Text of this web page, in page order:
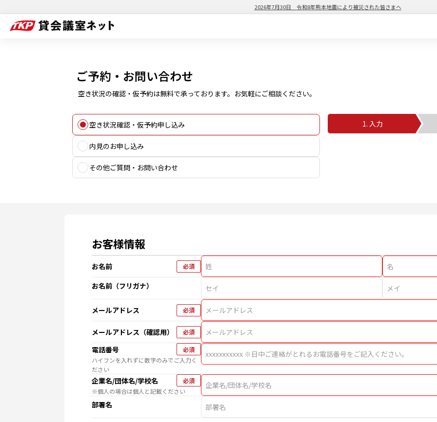
2026年7月30日 令和8年熊本地震により被災された皆さまへ
ご予約・お問い合わせ
空き状況の確認・仮予約は無料で承っております。お気軽にご相談ください。
空き状況確認・仮予約申し込み
内見のお申し込み
その他ご質問・お問い合わせ
1. 入力
お客様情報
お名前 必須
お名前（フリガナ）
メールアドレス 必須
メールアドレス（確認用） 必須
電話番号
必須
ハイフンを入れずに数字のみでご入力く
ださい
企業名/団体名/学校名
必須
※個人の場合は個人と記載ください
部署名